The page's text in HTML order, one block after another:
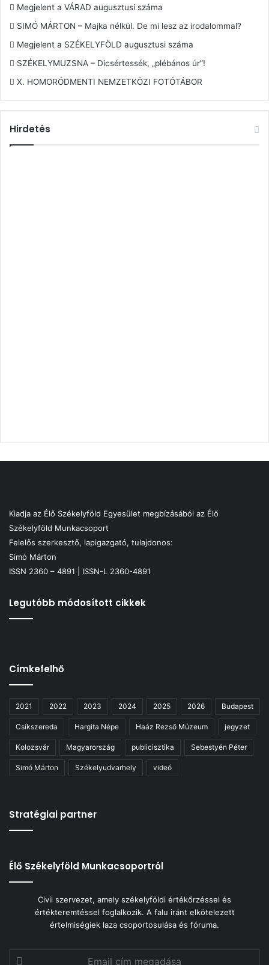
Megjelent a VÁRAD augusztusi száma
SIMÓ MÁRTON – Majka nélkül. De mi lesz az irodalommal?
Megjelent a SZÉKELYFÖLD augusztusi száma
SZÉKELYMUZSNA – Dicsértessék, „plébános úr”!
X. HOMORÓDMENTI NEMZETKÖZI FOTÓTÁBOR
Hirdetés
Kiadja az Élő Székelyföld Egyesület megbízásából az Élő
Székelyföld Munkacsoport
Felelős szerkesztő, lapigazgató, tulajdonos:
Simó Márton
ISSN 2360 – 4891 | ISSN-L 2360-4891
Legutóbb módosított cikkek
Címkefelhő
2021 2022 2023 2024 2025 2026 Budapest
Csíkszereda Hargita Népe Haáz Rezső Múzeum jegyzet
Kolozsvár Magyarország publicisztika Sebestyén Péter
Simó Márton Székelyudvarhely videó
Stratégiai partner
Élő Székelyföld Munkacsoportról
Civil szervezet, amely székelyföldi értékőrzéssel és
értékteremtéssel foglalkozik. A falu iránt elkötelezett
értelmiségiek laza csoportosulása és fóruma.